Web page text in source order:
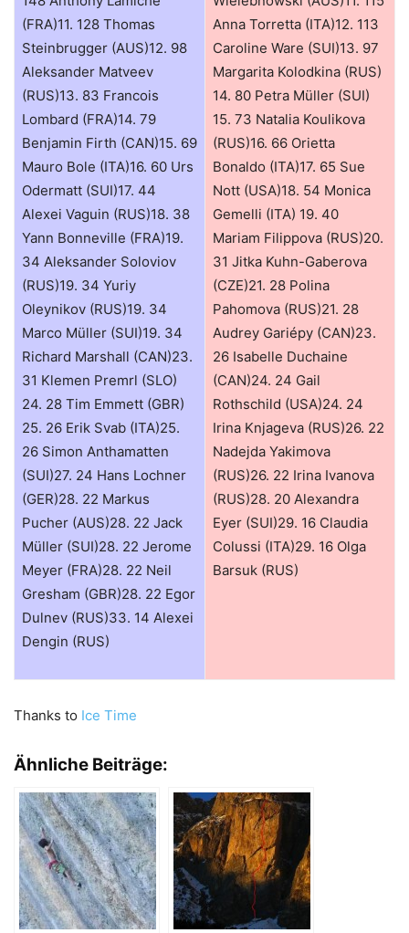
(FRA)11. 128 Thomas
Steinbrugger (AUS)12. 98
Aleksander Matveev
(RUS)13. 83 Francois
Lombard (FRA)14. 79
Benjamin Firth (CAN)15. 69
Mauro Bole (ITA)16. 60 Urs
Odermatt (SUI)17. 44
Alexei Vaguin (RUS)18. 38
Yann Bonneville (FRA)19.
34 Aleksander Soloviov
(RUS)19. 34 Yuriy
Oleynikov (RUS)19. 34
Marco Müller (SUI)19. 34
Richard Marshall (CAN)23.
31 Klemen Premrl (SLO)
24. 28 Tim Emmett (GBR)
25. 26 Erik Svab (ITA)25.
26 Simon Anthamatten
(SUI)27. 24 Hans Lochner
(GER)28. 22 Markus
Pucher (AUS)28. 22 Jack
Müller (SUI)28. 22 Jerome
Meyer (FRA)28. 22 Neil
Gresham (GBR)28. 22 Egor
Dulnev (RUS)33. 14 Alexei
Dengin (RUS)
Anna Torretta (ITA)12. 113
Caroline Ware (SUI)13. 97
Margarita Kolodkina (RUS)
14. 80 Petra Müller (SUI)
15. 73 Natalia Koulikova
(RUS)16. 66 Orietta
Bonaldo (ITA)17. 65 Sue
Nott (USA)18. 54 Monica
Gemelli (ITA) 19. 40
Mariam Filippova (RUS)20.
31 Jitka Kuhn-Gaberova
(CZE)21. 28 Polina
Pahomova (RUS)21. 28
Audrey Gariépy (CAN)23.
26 Isabelle Duchaine
(CAN)24. 24 Gail
Rothschild (USA)24. 24
Irina Knjageva (RUS)26. 22
Nadejda Yakimova
(RUS)26. 22 Irina Ivanova
(RUS)28. 20 Alexandra
Eyer (SUI)29. 16 Claudia
Colussi (ITA)29. 16 Olga
Barsuk (RUS)
Thanks to Ice Time
Ähnliche Beiträge: